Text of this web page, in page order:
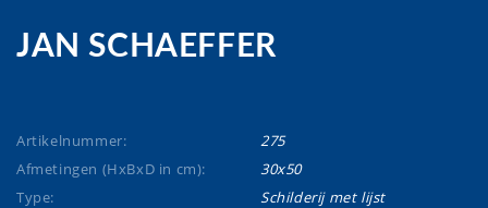
JAN SCHAEFFER
Artikelnummer:
275
Afmetingen (HxBxD in cm):
30x50
Type:
Schilderij met lijst